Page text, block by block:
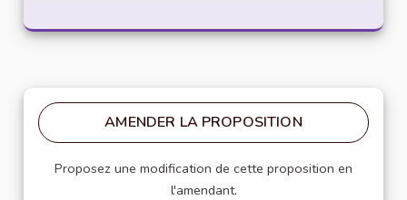
AMENDER LA PROPOSITION
Proposez une modification de cette proposition en
l'amendant.